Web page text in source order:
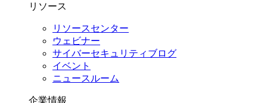
リソース
リソースセンター
ウェビナー
サイバーセキュリティブログ
イベント
ニュースルーム
企業情報